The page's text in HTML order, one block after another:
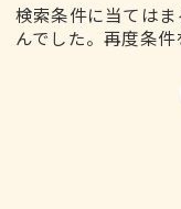
検索条件に当ては
んでした。再度条件